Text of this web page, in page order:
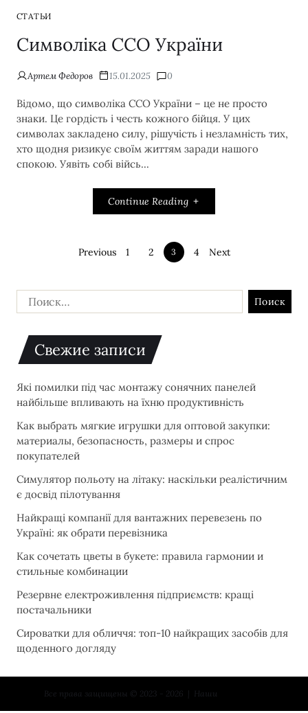
СТАТЬИ
Символіка ССО України
Артем Федоров 15.01.2025 0
Відомо, що символіка ССО України – це не просто
знаки. Це гордість і честь кожного бійця. У цих
символах закладено силу, рішучість і незламність тих,
хто щодня ризикує своїм життям заради нашого
спокою. Уявіть собі війсь...
Continue Reading
Previous 1 2 3 4 Next
Свежие записи
Які помилки під час монтажу сонячних панелей
найбільше впливають на їхню продуктивність
Как выбрать мягкие игрушки для оптовой закупки:
материалы, безопасность, размеры и спрос
покупателей
Симулятор польоту на літаку: наскільки реалістичним
є досвід пілотування
Найкращі компанії для вантажних перевезень по
Україні: як обрати перевізника
Как сочетать цветы в букете: правила гармонии и
стильные комбинации
Резервне електроживлення підприємств: кращі
постачальники
Сироватки для обличчя: топ-10 найкращих засобів для
щоденного догляду
Все права защищены © 2023 - 2026 | Наши